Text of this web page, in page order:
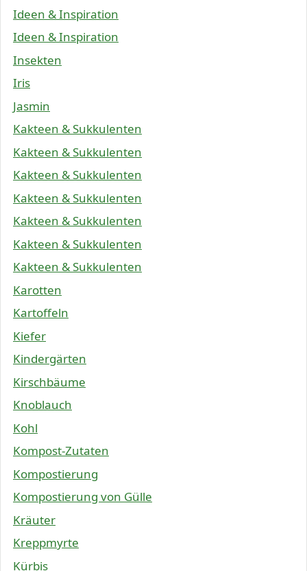
Ideen & Inspiration
Ideen & Inspiration
Insekten
Iris
Jasmin
Kakteen & Sukkulenten
Kakteen & Sukkulenten
Kakteen & Sukkulenten
Kakteen & Sukkulenten
Kakteen & Sukkulenten
Kakteen & Sukkulenten
Kakteen & Sukkulenten
Karotten
Kartoffeln
Kiefer
Kindergärten
Kirschbäume
Knoblauch
Kohl
Kompost-Zutaten
Kompostierung
Kompostierung von Gülle
Kräuter
Kreppmyrte
Kürbis